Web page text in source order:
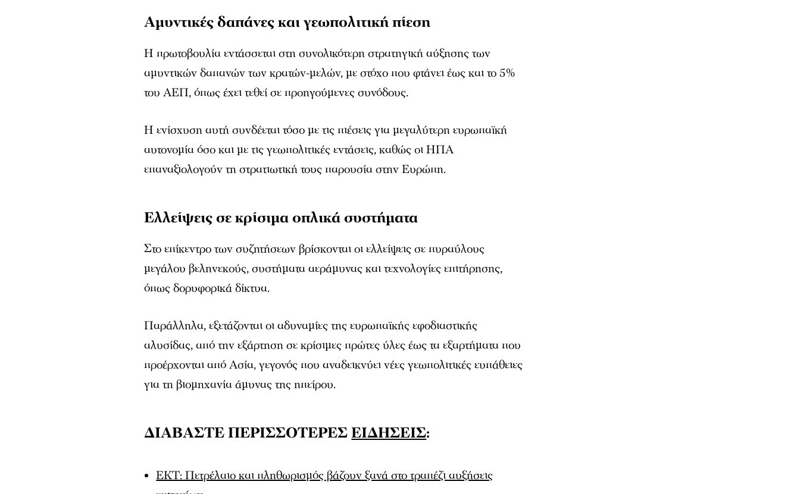
Αμυντικές δαπάνες και γεωπολιτική πίεση
Η πρωτοβουλία εντάσσεται στη συνολικότερη στρατηγική αύξησης των
αμυντικών δαπανών των κρατών-μελών, με στόχο που φτάνει έως και το 5%
του ΑΕΠ, όπως έχει τεθεί σε προηγούμενες συνόδους.
Η ενίσχυση αυτή συνδέεται τόσο με τις πιέσεις για μεγαλύτερη ευρωπαϊκή
αυτονομία όσο και με τις γεωπολιτικές εντάσεις, καθώς οι ΗΠΑ
επαναξιολογούν τη στρατιωτική τους παρουσία στην Ευρώπη.
Ελλείψεις σε κρίσιμα οπλικά συστήματα
Στο επίκεντρο των συζητήσεων βρίσκονται οι ελλείψεις σε πυραύλους
μεγάλου βεληνεκούς, συστήματα αεράμυνας και τεχνολογίες επιτήρησης,
όπως δορυφορικά δίκτυα.
Παράλληλα, εξετάζονται οι αδυναμίες της ευρωπαϊκής εφοδιαστικής
αλυσίδας, από την εξάρτηση σε κρίσιμες πρώτες ύλες έως τα εξαρτήματα που
προέρχονται από Ασία, γεγονός που αναδεικνύει νέες γεωπολιτικές ευπάθειες
για τη βιομηχανία άμυνας της ηπείρου.
ΔΙΑΒΑΣΤΕ ΠΕΡΙΣΣΟΤΕΡΕΣ ΕΙΔΗΣΕΙΣ:
ΕΚΤ: Πετρέλαιο και πληθωρισμός βάζουν ξανά στο τραπέζι αυξήσεις